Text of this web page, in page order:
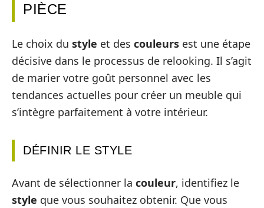
PIÈCE
Le choix du style et des couleurs est une étape
décisive dans le processus de relooking. Il s’agit
de marier votre goût personnel avec les
tendances actuelles pour créer un meuble qui
s’intègre parfaitement à votre intérieur.
DÉFINIR LE STYLE
Avant de sélectionner la couleur, identifiez le
style que vous souhaitez obtenir. Que vous